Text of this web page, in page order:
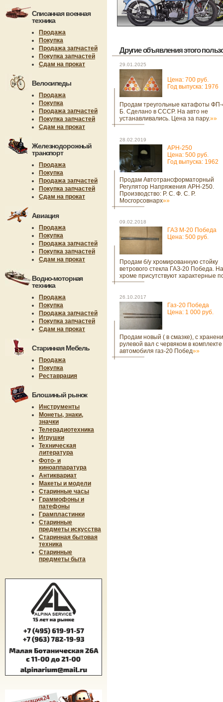
Списанная военная
техника
Продажа
Покупка
Продажа запчастей
Покупка запчастей
Сдам на прокат
Велосипеды
Продажа
Покупка
Продажа запчастей
Покупка запчастей
Сдам на прокат
Железнодорожный
транспорт
Продажа
Покупка
Продажа запчастей
Покупка запчастей
Сдам на прокат
Авиация
Продажа
Покупка
Продажа запчастей
Покупка запчастей
Сдам на прокат
Водно-моторная
техника
Продажа
Покупка
Продажа запчастей
Покупка запчастей
Сдам на прокат
Старинная Мебель
Продажа
Покупка
Реставрация
Блошиный рынок
Инструменты
Монеты, знаки,
значки
Телерадиотехника
Игрушки
Техническая
литература
Фото- и
киноаппаратура
Антиквариат
Макеты и модели
Старинные часы
Граммофоны и
патефоны
Грампластинки
Старинные
предметы искусства
Старинная бытовая
техника
Старинные
предметы быта
Другие объявления этого
29.01.2025
Цена: 700 руб.
Год выпуска: 1976
Продам треугольные катафоты
Б. Сделано в СССР. На авто не
устанавливались. Цена за пару.»»
28.02.2019
АРН-250
Цена: 500 руб.
Год выпуска: 1962
Продам Автотрансформаторный
Регулятор Напряжения АРН-250.
Производство: Р. С. Ф. С. Р.
Мосгорсовнарх»»
09.02.2018
ГАЗ М-20 Победа
Цена: 500 руб.
Продам б/у хромированную стойку
ветрового стекла ГАЗ-20 Победа. На
хроме присутствуют характерные
26.10.2017
Газ-20 Победа
Цена: 1 000 руб.
Продам новый ( в смазке), с
рулевой вал с червяком в
автомобиля газ-20 Побед»»